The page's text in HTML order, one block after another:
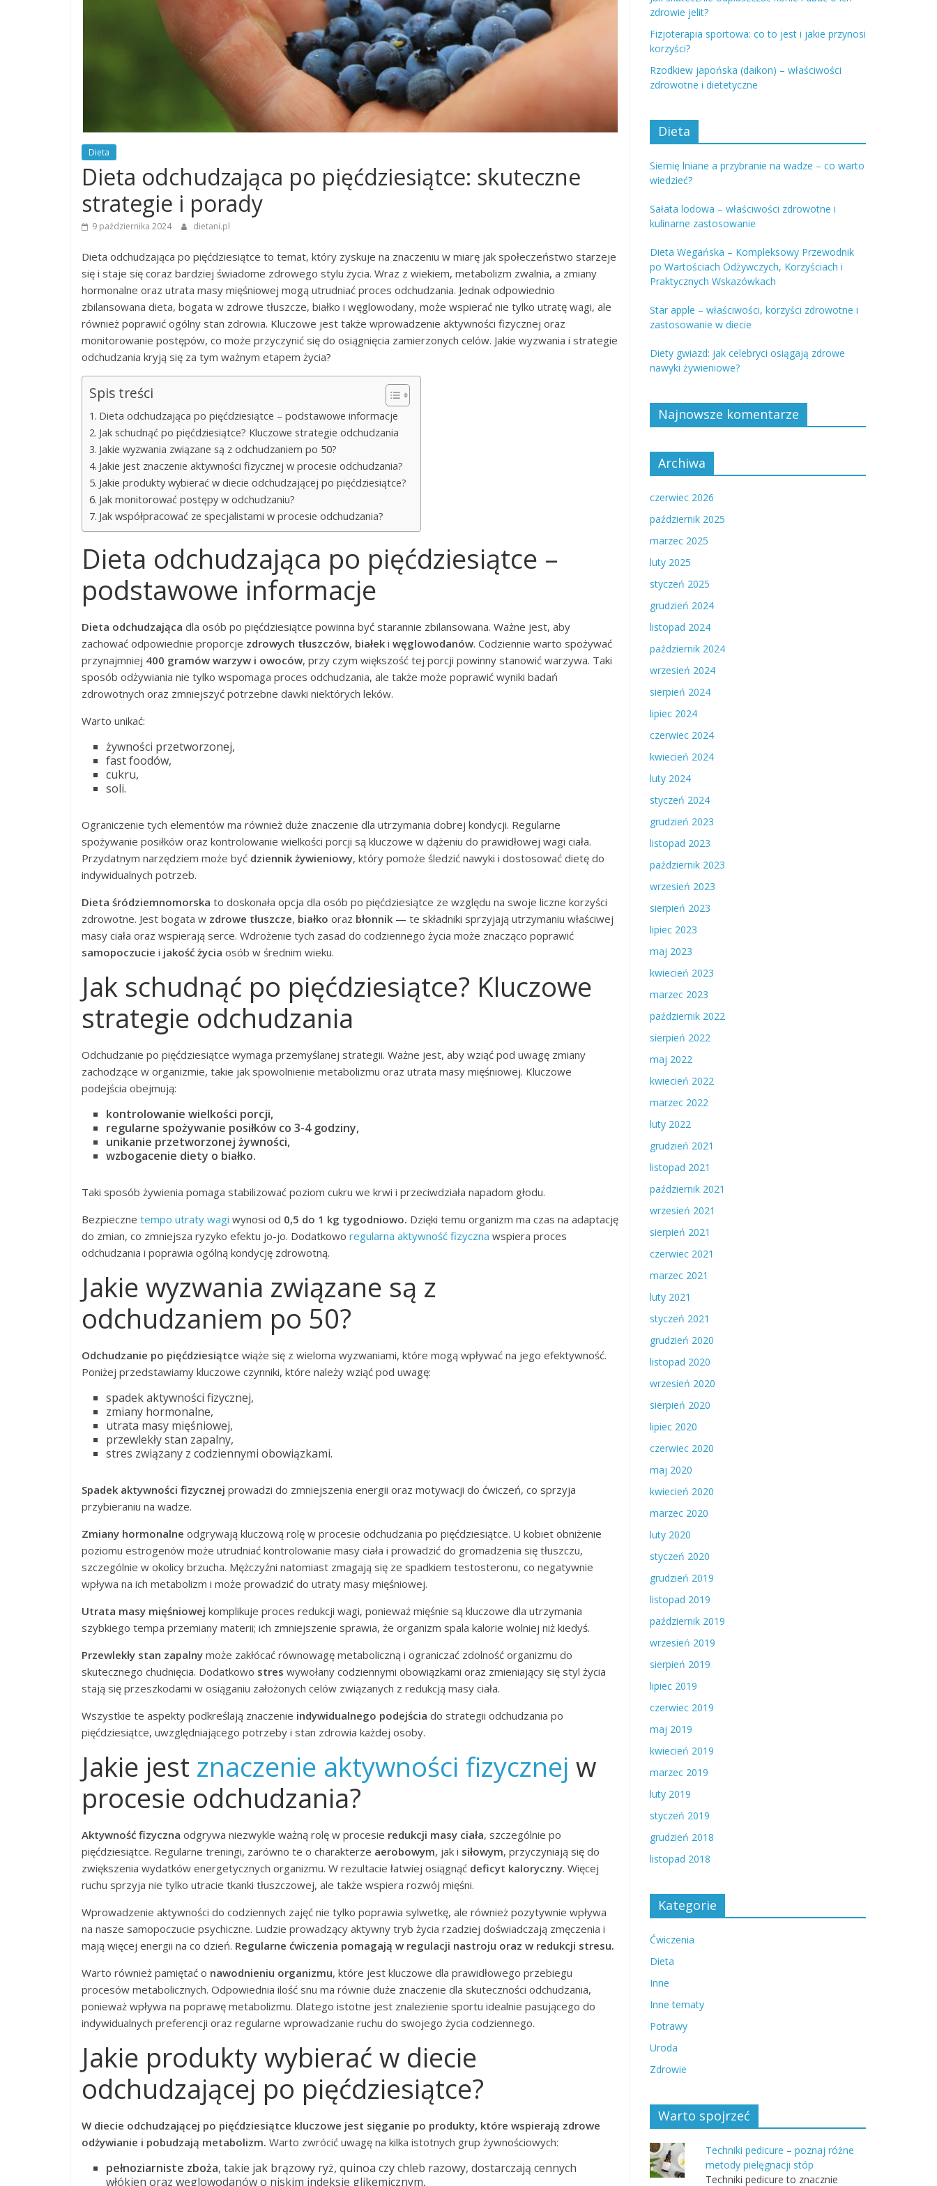
Dieta
Dieta odchudzająca po pięćdziesiątce: skuteczne
strategie i porady
9 października 2024 dietani.pl
Dieta odchudzająca po pięćdziesiątce to temat, który zyskuje na znaczeniu w miarę jak społeczeństwo starzeje
się i staje się coraz bardziej świadome zdrowego stylu życia. Wraz z wiekiem, metabolizm zwalnia, a zmiany
hormonalne oraz utrata masy mięśniowej mogą utrudniać proces odchudzania. Jednak odpowiednio
zbilansowana dieta, bogata w zdrowe tłuszcze, białko i węglowodany, może wspierać nie tylko utratę wagi, ale
również poprawić ogólny stan zdrowia. Kluczowe jest także wprowadzenie aktywności fizycznej oraz
monitorowanie postępów, co może przyczynić się do osiągnięcia zamierzonych celów. Jakie wyzwania i strategie
odchudzania kryją się za tym ważnym etapem życia?
Spis treści
Dieta odchudzająca po pięćdziesiątce – podstawowe informacje
Jak schudnąć po pięćdziesiątce? Kluczowe strategie odchudzania
Jakie wyzwania związane są z odchudzaniem po 50?
Jakie jest znaczenie aktywności fizycznej w procesie odchudzania?
Jakie produkty wybierać w diecie odchudzającej po pięćdziesiątce?
Jak monitorować postępy w odchudzaniu?
Jak współpracować ze specjalistami w procesie odchudzania?
Dieta odchudzająca po pięćdziesiątce –
podstawowe informacje
Dieta odchudzająca dla osób po pięćdziesiątce powinna być starannie zbilansowana. Ważne jest, aby
zachować odpowiednie proporcje zdrowych tłuszczów, białek i węglowodanów. Codziennie warto spożywać
przynajmniej 400 gramów warzyw i owoców, przy czym większość tej porcji powinny stanowić warzywa. Taki
sposób odżywiania nie tylko wspomaga proces odchudzania, ale także może poprawić wyniki badań
zdrowotnych oraz zmniejszyć potrzebne dawki niektórych leków.
Warto unikać:
żywności przetworzonej,
fast foodów,
cukru,
soli.
Ograniczenie tych elementów ma również duże znaczenie dla utrzymania dobrej kondycji. Regularne
spożywanie posiłków oraz kontrolowanie wielkości porcji są kluczowe w dążeniu do prawidłowej wagi ciała.
Przydatnym narzędziem może być dziennik żywieniowy, który pomoże śledzić nawyki i dostosować dietę do
indywidualnych potrzeb.
Dieta śródziemnomorska to doskonała opcja dla osób po pięćdziesiątce ze względu na swoje liczne korzyści
zdrowotne. Jest bogata w zdrowe tłuszcze, białko oraz błonnik — te składniki sprzyjają utrzymaniu właściwej
masy ciała oraz wspierają serce. Wdrożenie tych zasad do codziennego życia może znacząco poprawić
samopoczucie i jakość życia osób w średnim wieku.
Jak schudnąć po pięćdziesiątce? Kluczowe
strategie odchudzania
Odchudzanie po pięćdziesiątce wymaga przemyślanej strategii. Ważne jest, aby wziąć pod uwagę zmiany
zachodzące w organizmie, takie jak spowolnienie metabolizmu oraz utrata masy mięśniowej. Kluczowe
podejścia obejmują:
kontrolowanie wielkości porcji,
regularne spożywanie posiłków co 3-4 godziny,
unikanie przetworzonej żywności,
wzbogacenie diety o białko.
Taki sposób żywienia pomaga stabilizować poziom cukru we krwi i przeciwdziała napadom głodu.
Bezpieczne tempo utraty wagi wynosi od 0,5 do 1 kg tygodniowo. Dzięki temu organizm ma czas na adaptację
do zmian, co zmniejsza ryzyko efektu jo-jo. Dodatkowo regularna aktywność fizyczna wspiera proces
odchudzania i poprawia ogólną kondycję zdrowotną.
Jakie wyzwania związane są z
odchudzaniem po 50?
Odchudzanie po pięćdziesiątce wiąże się z wieloma wyzwaniami, które mogą wpływać na jego efektywność.
Poniżej przedstawiamy kluczowe czynniki, które należy wziąć pod uwagę:
spadek aktywności fizycznej,
zmiany hormonalne,
utrata masy mięśniowej,
przewlekły stan zapalny,
stres związany z codziennymi obowiązkami.
Spadek aktywności fizycznej prowadzi do zmniejszenia energii oraz motywacji do ćwiczeń, co sprzyja
przybieraniu na wadze.
Zmiany hormonalne odgrywają kluczową rolę w procesie odchudzania po pięćdziesiątce. U kobiet obniżenie
poziomu estrogenów może utrudniać kontrolowanie masy ciała i prowadzić do gromadzenia się tłuszczu,
szczególnie w okolicy brzucha. Mężczyźni natomiast zmagają się ze spadkiem testosteronu, co negatywnie
wpływa na ich metabolizm i może prowadzić do utraty masy mięśniowej.
Utrata masy mięśniowej komplikuje proces redukcji wagi, ponieważ mięśnie są kluczowe dla utrzymania
szybkiego tempa przemiany materii; ich zmniejszenie sprawia, że organizm spala kalorie wolniej niż kiedyś.
Przewlekły stan zapalny może zakłócać równowagę metaboliczną i ograniczać zdolność organizmu do
skutecznego chudnięcia. Dodatkowo stres wywołany codziennymi obowiązkami oraz zmieniający się styl życia
stają się przeszkodami w osiąganiu założonych celów związanych z redukcją masy ciała.
Wszystkie te aspekty podkreślają znaczenie indywidualnego podejścia do strategii odchudzania po
pięćdziesiątce, uwzględniającego potrzeby i stan zdrowia każdej osoby.
Jakie jest znaczenie aktywności fizycznej w
procesie odchudzania?
Aktywność fizyczna odgrywa niezwykle ważną rolę w procesie redukcji masy ciała, szczególnie po
pięćdziesiątce. Regularne treningi, zarówno te o charakterze aerobowym, jak i siłowym, przyczyniają się do
zwiększenia wydatków energetycznych organizmu. W rezultacie łatwiej osiągnąć deficyt kaloryczny. Więcej
ruchu sprzyja nie tylko utracie tkanki tłuszczowej, ale także wspiera rozwój mięśni.
Wprowadzenie aktywności do codziennych zajęć nie tylko poprawia sylwetkę, ale również pozytywnie wpływa
na nasze samopoczucie psychiczne. Ludzie prowadzący aktywny tryb życia rzadziej doświadczają zmęczenia i
mają więcej energii na co dzień. Regularne ćwiczenia pomagają w regulacji nastroju oraz w redukcji stresu.
Warto również pamiętać o nawodnieniu organizmu, które jest kluczowe dla prawidłowego przebiegu
procesów metabolicznych. Odpowiednia ilość snu ma równie duże znaczenie dla skuteczności odchudzania,
ponieważ wpływa na poprawę metabolizmu. Dlatego istotne jest znalezienie sportu idealnie pasującego do
indywidualnych preferencji oraz regularne wprowadzanie ruchu do swojego życia codziennego.
Jakie produkty wybierać w diecie
odchudzającej po pięćdziesiątce?
W diecie odchudzającej po pięćdziesiątce kluczowe jest sięganie po produkty, które wspierają zdrowe
odżywianie i pobudzają metabolizm. Warto zwrócić uwagę na kilka istotnych grup żywnościowych:
pełnoziarniste zboża, takie jak brązowy ryż, quinoa czy chleb razowy, dostarczają cennych
włókien oraz węglowodanów o niskim indeksie glikemicznym,
zdrowie jelit?
Fizjoterapia sportowa: co to jest i jakie przynosi
korzyści?
Rzodkiew japońska (daikon) – właściwości
zdrowotne i dietetyczne
Dieta
Siemię lniane a przybranie na wadze – co warto
wiedzieć?
Sałata lodowa – właściwości zdrowotne i
kulinarne zastosowanie
Dieta Wegańska – Kompleksowy Przewodnik
po Wartościach Odżywczych, Korzyściach i
Praktycznych Wskazówkach
Star apple – właściwości, korzyści zdrowotne i
zastosowanie w diecie
Diety gwiazd: jak celebryci osiągają zdrowe
nawyki żywieniowe?
Najnowsze komentarze
Archiwa
czerwiec 2026
październik 2025
marzec 2025
luty 2025
styczeń 2025
grudzień 2024
listopad 2024
październik 2024
wrzesień 2024
sierpień 2024
lipiec 2024
czerwiec 2024
kwiecień 2024
luty 2024
styczeń 2024
grudzień 2023
listopad 2023
październik 2023
wrzesień 2023
sierpień 2023
lipiec 2023
maj 2023
kwiecień 2023
marzec 2023
październik 2022
sierpień 2022
maj 2022
kwiecień 2022
marzec 2022
luty 2022
grudzień 2021
listopad 2021
październik 2021
wrzesień 2021
sierpień 2021
czerwiec 2021
marzec 2021
luty 2021
styczeń 2021
grudzień 2020
listopad 2020
wrzesień 2020
sierpień 2020
lipiec 2020
czerwiec 2020
maj 2020
kwiecień 2020
marzec 2020
luty 2020
styczeń 2020
grudzień 2019
listopad 2019
październik 2019
wrzesień 2019
sierpień 2019
lipiec 2019
czerwiec 2019
maj 2019
kwiecień 2019
marzec 2019
luty 2019
styczeń 2019
grudzień 2018
listopad 2018
Kategorie
Ćwiczenia
Dieta
Inne
Inne tematy
Potrawy
Uroda
Zdrowie
Warto spojrzeć
Techniki pedicure – poznaj różne
metody pielęgnacji stóp
Techniki pedicure to znacznie